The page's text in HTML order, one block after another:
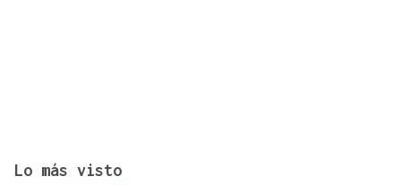
Lo más visto